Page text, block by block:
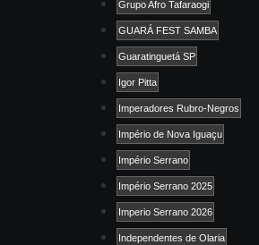
Grupo Afro Tafaraogi
GUARÁ FEST SAMBA
Guaratinguetá SP
Igor Pitta
Imperadores Rubro-Negros
Império de Nova Iguaçu
Império Serrano
Império Serrano 2025
Imperio Serrano 2026
Independentes de Olaria